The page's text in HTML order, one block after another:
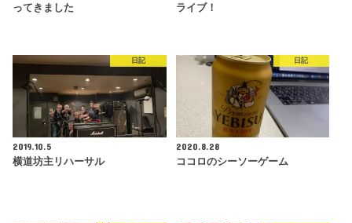
ってきました
ライブ！
日記
2019.10.5
横道坊主リハーサル
日記
2020.8.28
ココロのシーソーゲーム